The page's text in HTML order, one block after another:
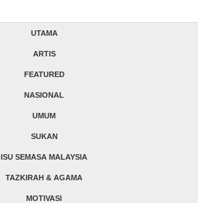
UTAMA
ARTIS
FEATURED
NASIONAL
UMUM
SUKAN
ISU SEMASA MALAYSIA
TAZKIRAH & AGAMA
MOTIVASI